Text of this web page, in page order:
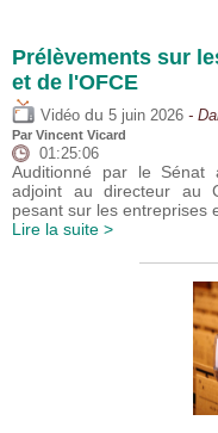
Prélèvements sur
et de l'OFCE
Vidéo du 5 juin 2026 -
Par Vincent Vicard
01:25:06
Auditionné par le Sénat
adjoint au directeur au
pesant sur les entreprises
Lire la suite >